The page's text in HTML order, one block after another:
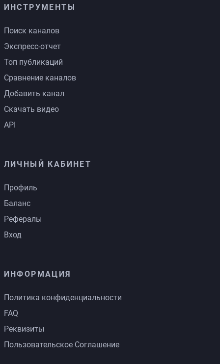
ИНСТРУМЕНТЫ
Поиск каналов
Экспресс-отчет
Топ публикаций
Сравнение каналов
Добавить канал
Скачать видео
API
ЛИЧНЫЙ КАБИНЕТ
Профиль
Баланс
Рефералы
Вход
ИНФОРМАЦИЯ
Политика конфиденциальности
FAQ
Реквизиты
Пользовательское Соглашение